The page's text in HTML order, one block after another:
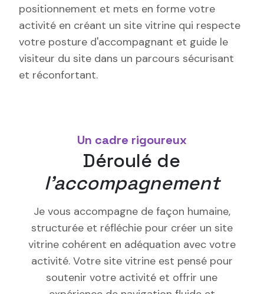
positionnement et mets en forme votre
activité en créant un site vitrine qui respecte
votre posture d'accompagnant et guide le
visiteur du site dans un parcours sécurisant
et réconfortant.
Un cadre rigoureux
Déroulé de
l'accompagnement
Je vous accompagne de façon humaine,
structurée et réfléchie pour créer un site
vitrine cohérent en adéquation avec votre
activité. Votre site vitrine est pensé pour
soutenir votre activité et offrir une